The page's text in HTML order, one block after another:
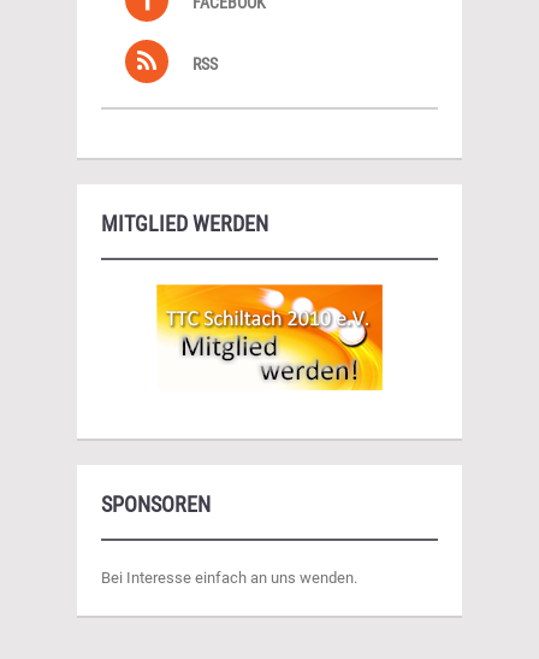
RSS
MITGLIED WERDEN
SPONSOREN
Bei Interesse einfach an uns wenden.